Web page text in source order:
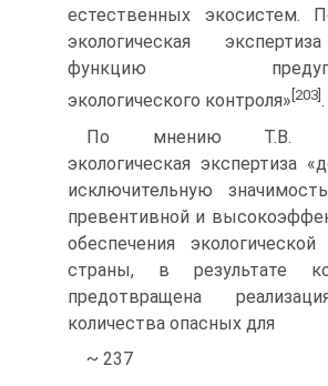
естественных экосистем.
экологическая
функцию
экологического контроля» [203] .
По мнению Т.В.
экологическая экспертиза
исключительную
превентивной и
обеспечения экологической
страны, в результате
предотвращена
количества опасных для
~ 237